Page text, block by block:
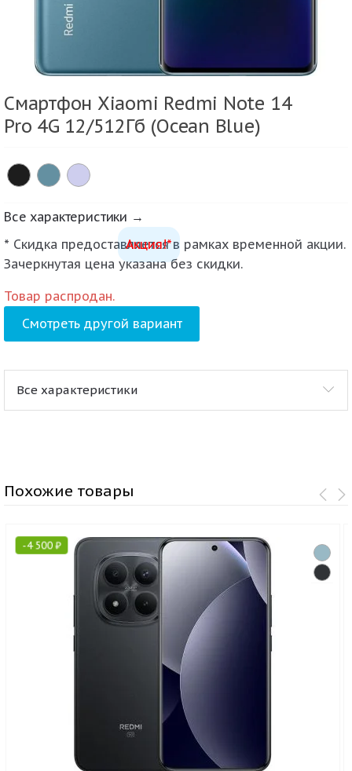
Смартфон Xiaomi Redmi Note 14
Pro 4G 12/512Гб (Ocean Blue)
Все характеристики →
Акция!*
* Скидка предоставляется в рамках временной акции.
Зачеркнутая цена указана без скидки.
Товар распродан.
Смотреть другой вариант
Все характеристики
Похожие товары
-4 500₽